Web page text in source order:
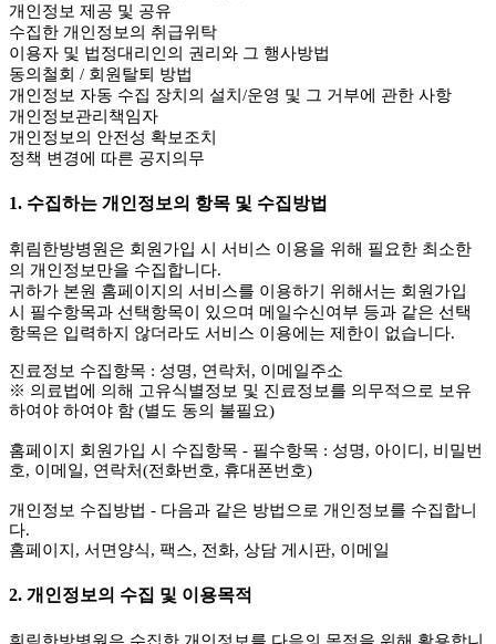
개인정보 제공 및 공유
수집한 개인정보의 취급위탁
이용자 및 법정대리인의 권리와 그 행사방법
동의철회 / 회원탈퇴 방법
개인정보 자동 수집 장치의 설치/운영 및 그 거부에 관한 사항
개인정보관리책임자
개인정보의 안전성 확보조치
정책 변경에 따른 공지의무
1. 수집하는 개인정보의 항목 및 수집방법
휘림한방병원은 회원가입 시 서비스 이용을 위해 필요한 최소한
의 개인정보만을 수집합니다.
귀하가 본원 홈페이지의 서비스를 이용하기 위해서는 회원가입
시 필수항목과 선택항목이 있으며 메일수신여부 등과 같은 선택
항목은 입력하지 않더라도 서비스 이용에는 제한이 없습니다.
진료정보 수집항목 : 성명, 연락처, 이메일주소
※ 의료법에 의해 고유식별정보 및 진료정보를 의무적으로 보유
하여야 하여야 함 (별도 동의 불필요)
홈페이지 회원가입 시 수집항목 - 필수항목 : 성명, 아이디, 비밀번
호, 이메일, 연락처(전화번호, 휴대폰번호)
개인정보 수집방법 - 다음과 같은 방법으로 개인정보를 수집합니
다.
홈페이지, 서면양식, 팩스, 전화, 상담 게시판, 이메일
2. 개인정보의 수집 및 이용목적